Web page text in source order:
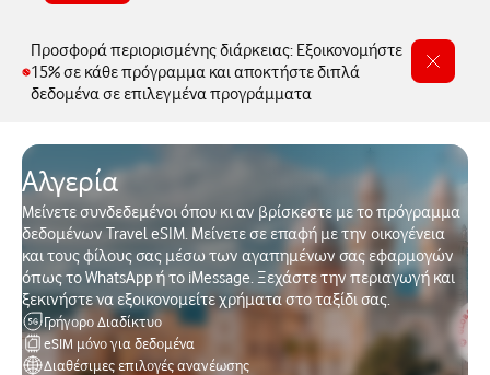
Προσφορά περιορισμένης διάρκειας: Εξοικονομήστε
15% σε κάθε πρόγραμμα και αποκτήστε διπλά
δεδομένα σε επιλεγμένα προγράμματα
Αλγερία
Μείνετε συνδεδεμένοι όπου κι αν βρίσκεστε με το πρόγραμμα
δεδομένων Travel eSIM. Μείνετε σε επαφή με την οικογένεια
και τους φίλους σας μέσω των αγαπημένων σας εφαρμογών
όπως το WhatsApp ή το iMessage. Ξεχάστε την περιαγωγή και
ξεκινήστε να εξοικονομείτε χρήματα στο ταξίδι σας.
Γρήγορο Διαδίκτυο
eSIM μόνο για δεδομένα
Διαθέσιμες επιλογές ανανέωσης